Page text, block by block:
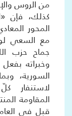
من الروس
كذلك، فإن
المحور
مع السعي
جماح حزب
وخبراته
السورية،
لاستنفار
المقاومة